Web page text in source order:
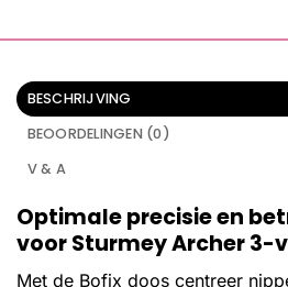
BESCHRIJVING
BEOORDELINGEN (0)
V & A
Optimale precisie en
voor Sturmey Archer 3-
Met de Bofix doos centreer